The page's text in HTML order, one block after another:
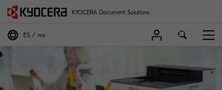
KYOCERA Document Solutions
ES mx